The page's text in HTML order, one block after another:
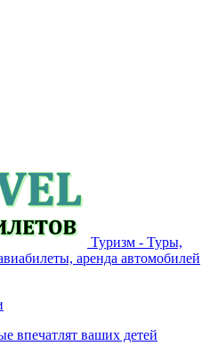
Туризм - Туры,
аренда автомобилей
впечатлят ваших детей